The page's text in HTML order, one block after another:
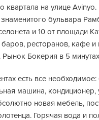
квартала на улице
бульвара
и 10 от площади
ресторанов, кафе
Рынок Бокерия в 5
есть все
машина, кондиционер,
новая мебель,
Горячая вода и